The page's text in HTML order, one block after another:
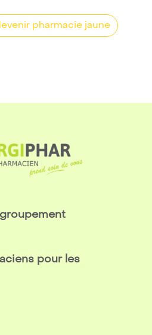
pharmacie jaune
pour les